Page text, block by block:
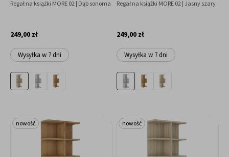
Regał na książki MORE 02 | Dąb sonoma
249,00 zł
Wysyłka w 7 dni
Regał na książki MORE 02 | Jasny szary
249,00 zł
Wysyłka w 7 dni
nowość nowość